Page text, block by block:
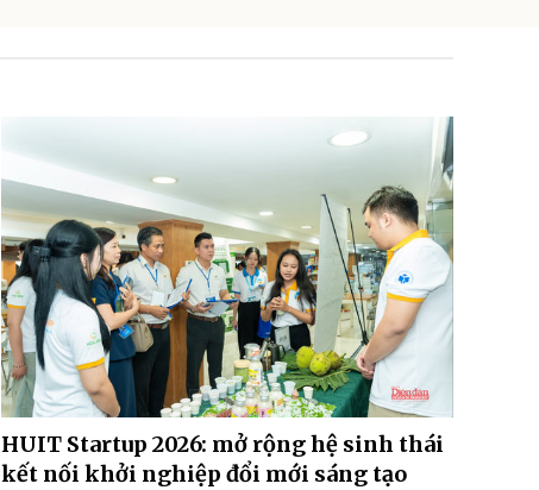
HUIT Startup 2026: mở rộng hệ sinh thái
kết nối khởi nghiệp đổi mới sáng tạo